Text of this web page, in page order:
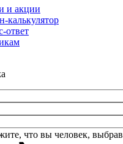
и акции
калькулятор
ответ
что вы человек, выбрав